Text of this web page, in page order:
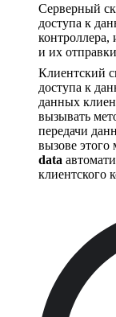
Серверный
доступа к
контроллера,
и их
Клиентский
доступа к
данных
вызывать
передачи
вызове этого
data
клиентского